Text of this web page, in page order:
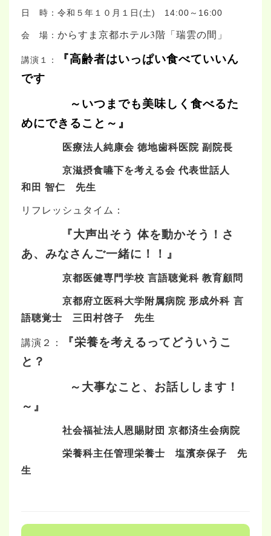
日 時：令和５年１０月１日(土) 14:00～16:00
会 場： からすま京都ホテル3階「瑞雲の間」
講演１：
『高齢者はいっぱい食べていいん
です
～いつまでも美味しく食べるた
めにできること～』
医療法人純康会 徳地歯科医院 副院長
京滋摂食嚥下を考える会 代表世話人
和田 智仁 先生
リフレッシュタイム：
『大声出そう 体を動かそう！さ
あ、みなさんご一緒に！！』
京都医健専門学校 言語聴覚科 教育顧問
京都府立医科大学附属病院 形成外科 言
語聴覚士 三田村啓子 先生
講演２：
『栄養を考えるってどういうこ
と？
～大事なこと、お話しします！
～』
社会福祉法人恩賜財団 京都済生会病院
栄養科主任管理栄養士 塩濱奈保子 先
生